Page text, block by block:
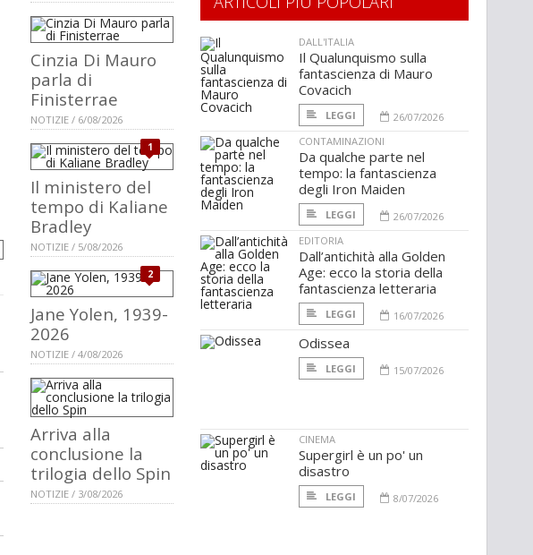
Cinzia Di Mauro
parla di
Finisterrae
NOTIZIE / 6/08/2026
1
Il ministero del
tempo di Kaliane
Bradley
NOTIZIE / 5/08/2026
2
Jane Yolen, 1939-
2026
NOTIZIE / 4/08/2026
Arriva alla
conclusione la
trilogia dello Spin
NOTIZIE / 3/08/2026
DALL'ITALIA
Il Qualunquismo sulla
fantascienza di Mauro
Covacich
LEGGI
26/07/2026
CONTAMINAZIONI
Da qualche parte nel
tempo: la fantascienza
degli Iron Maiden
LEGGI
26/07/2026
EDITORIA
Dall’antichità alla Golden
Age: ecco la storia della
fantascienza letteraria
LEGGI 16/07/2026
Odissea
LEGGI 15/07/2026
CINEMA
Supergirl è un po' un
disastro
LEGGI 8/07/2026